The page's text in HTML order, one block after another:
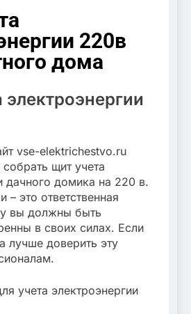
220в
дома
vse-elektrichestvo.ru
щит учета
дачного домика на 220 в.
– это ответственная
вы должны быть
в своих силах. Если
лучше доверить эту
учета электроэнергии